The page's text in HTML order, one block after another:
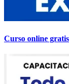
Curso online